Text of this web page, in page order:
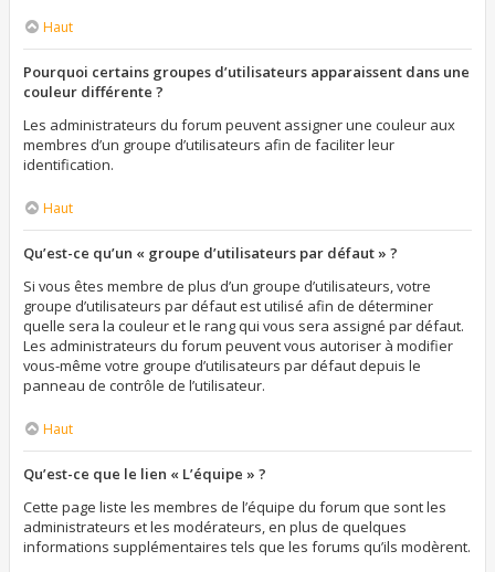
Haut
Pourquoi certains groupes d’utilisateurs apparaissent dans une
couleur différente ?
Les administrateurs du forum peuvent assigner une couleur aux
membres d’un groupe d’utilisateurs afin de faciliter leur
identification.
Haut
Qu’est-ce qu’un « groupe d’utilisateurs par défaut » ?
Si vous êtes membre de plus d’un groupe d’utilisateurs, votre
groupe d’utilisateurs par défaut est utilisé afin de déterminer
quelle sera la couleur et le rang qui vous sera assigné par défaut.
Les administrateurs du forum peuvent vous autoriser à modifier
vous-même votre groupe d’utilisateurs par défaut depuis le
panneau de contrôle de l’utilisateur.
Haut
Qu’est-ce que le lien « L’équipe » ?
Cette page liste les membres de l’équipe du forum que sont les
administrateurs et les modérateurs, en plus de quelques
informations supplémentaires tels que les forums qu’ils modèrent.